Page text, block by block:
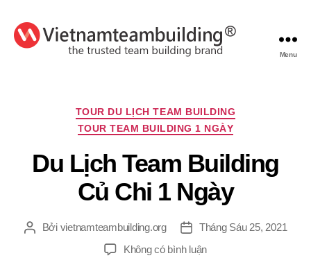
Menu
Chuyên
mục
TOUR DU LỊCH TEAM BUILDING
TOUR TEAM BUILDING 1 NGÀY
Du Lịch Team Building
Củ Chi 1 Ngày
TácBởi vietnamteambuilding.org
Ngày
đăng
Tháng Sáu 25, 2021
Không có bình luậnở